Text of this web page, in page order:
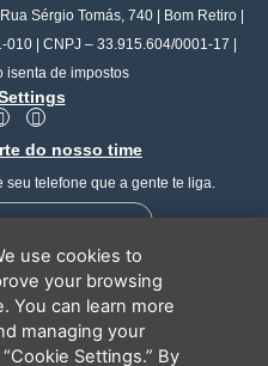
Sérgio Tomás, 740 | Bom Retiro |
| CNPJ – 33.915.604/0001-17 |
isenta de impostos
m
Y
u
u
do nosso time
seu telefone que a gente te liga.
serão tratadas de
da LBV
use cookies to
your browsing
You can learn more
managing your
Settings.” By